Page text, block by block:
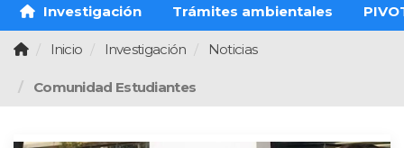
Investigación Trámites ambientales
Inicio Investigación Noticias
Comunidad Estudiantes